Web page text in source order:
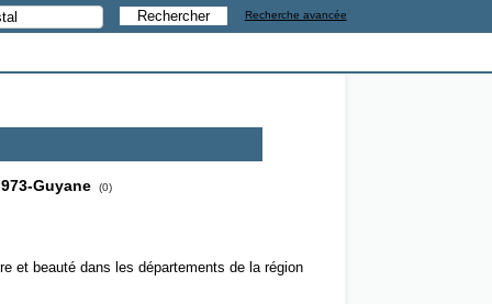
Recherche avancée
973-Guyane (0)
et beauté dans les départements de la région